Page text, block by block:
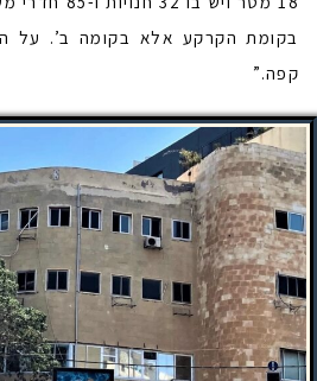
בקומת הקרקע אלא בקומה ב’. על
קפה.”